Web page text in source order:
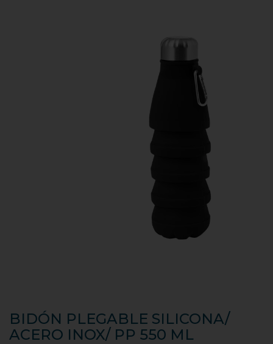
BIDÓN PLEGABLE SILICONA/
ACERO INOX/ PP 550 ML